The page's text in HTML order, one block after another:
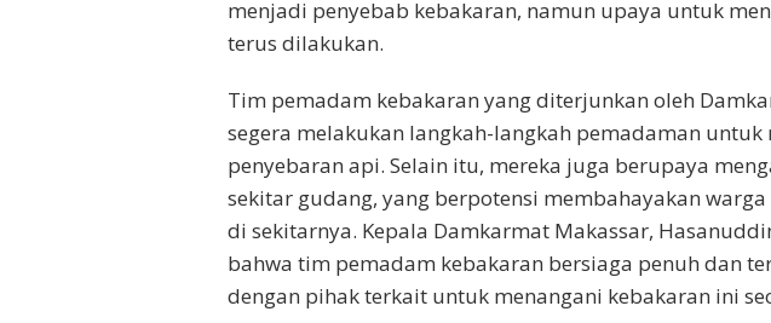
menjadi penyebab kebakaran, namun upaya untuk
terus dilakukan.
Tim pemadam kebakaran yang diterjunkan oleh
segera melakukan langkah-langkah pemadaman untuk
penyebaran api. Selain itu, mereka juga berupaya
sekitar gudang, yang berpotensi membahayakan
di sekitarnya. Kepala Damkarmat Makassar,
bahwa tim pemadam kebakaran bersiaga penuh dan
dengan pihak terkait untuk menangani kebakaran ini